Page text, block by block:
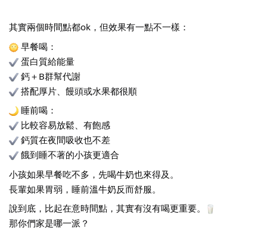
其實兩個時間點都ok，但效果有一點不一樣：
早餐喝：
蛋白質給能量
鈣＋B群幫代謝
搭配厚片、饅頭或水果都很順
睡前喝：
比較容易放鬆、有飽感
鈣質在夜間吸收也不差
餓到睡不著的小孩更適合
小孩如果早餐吃不多，先喝牛奶也來得及。
長輩如果胃弱，睡前溫牛奶反而舒服。
說到底，比起在意時間點，其實有沒有喝更重要。
那你們家是哪一派？